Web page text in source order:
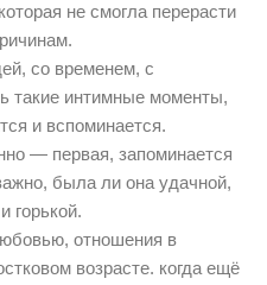
не смогла перерасти
со временем, с
такие интимные моменты,
и вспоминается.
— первая, запоминается
была ли она удачной,
горькой.
отношения в
возрасте. когда ещё